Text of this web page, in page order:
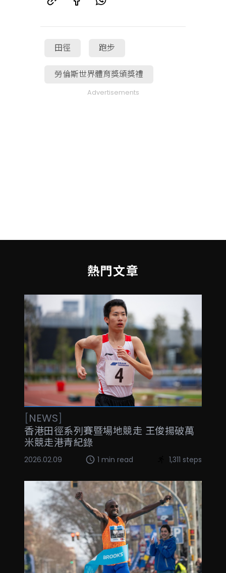
田徑 跑步
勞倫斯世界體育獎頒獎禮
Advertisements
熱門文章
[NEWS]
香港田徑系列賽暨場地競走 王俊揚破萬
米競走港青紀錄
2026.02.09 1 min read 1,311 steps